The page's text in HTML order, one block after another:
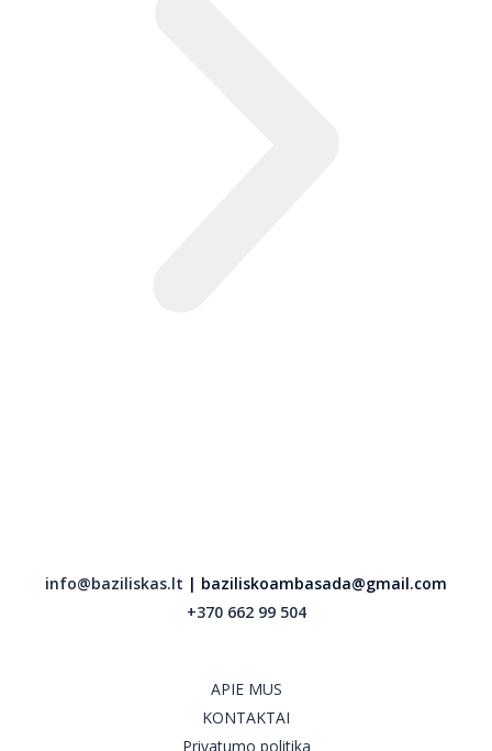
info@baziliskas.lt | baziliskoambasada@gmail.com
+370 662 99 504
APIE MUS
KONTAKTAI
Privatumo politika